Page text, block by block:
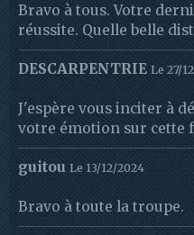
Bravo à tous. Votre
réussite. Quelle belle
DESCARPENTRIE Le 27/
J'espère vous inciter à
votre émotion sur cette
guitou Le 13/12/2024
Bravo à toute la troupe.